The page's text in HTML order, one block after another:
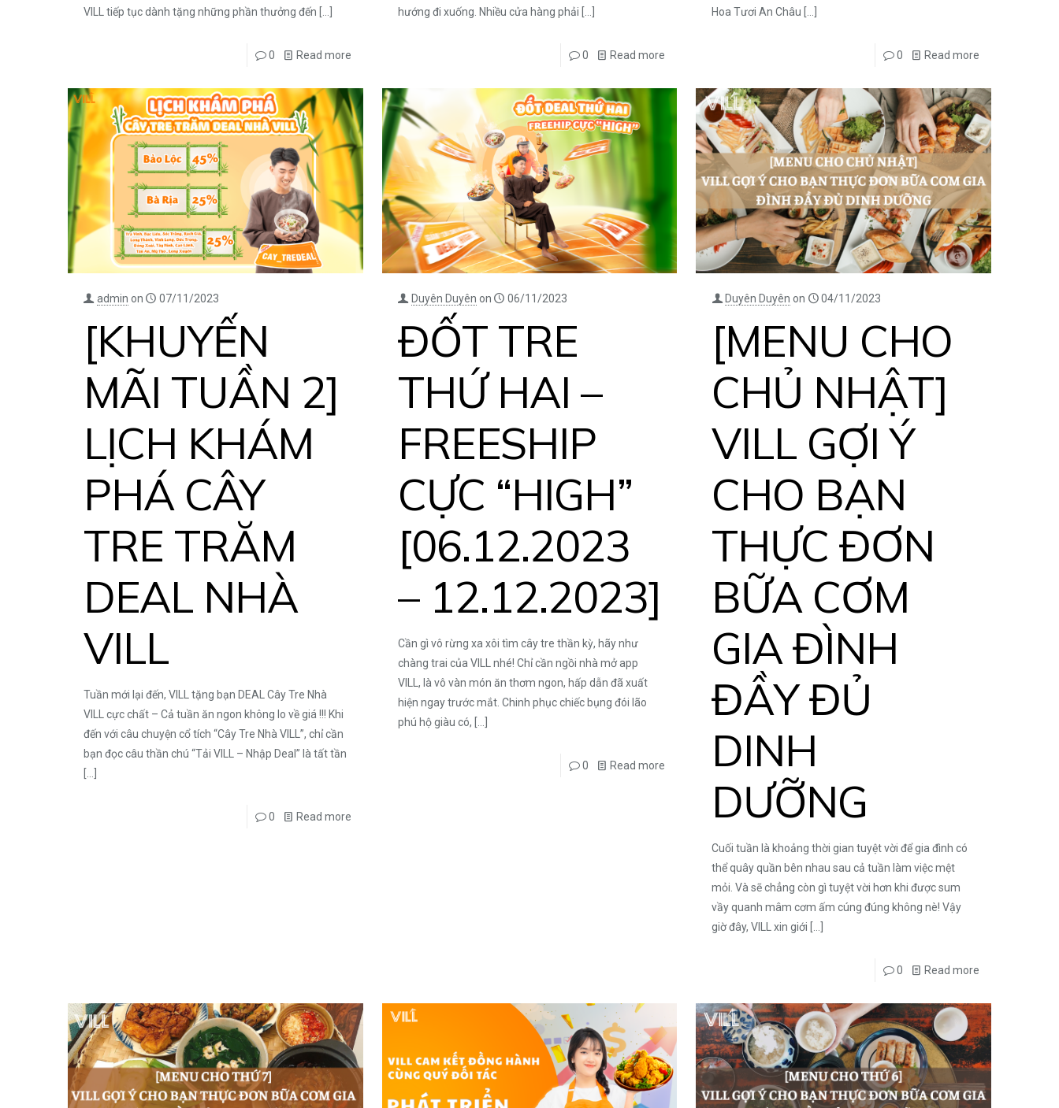
VILL tiếp tục dành tặng những phần thưởng đến […]
0 Read more
hướng đi xuống. Nhiều cửa hàng phải […]
0 Read more
Hoa Tươi An Châu […]
0 Read more
admin on 07/11/2023
[KHUYẾN
MÃI TUẦN 2]
LỊCH KHÁM
PHÁ CÂY
TRE TRĂM
DEAL NHÀ
VILL
Tuần mới lại đến, VILL tặng bạn DEAL Cây Tre Nhà
VILL cực chất – Cả tuần ăn ngon không lo về giá !!! Khi
đến với câu chuyện cổ tích “Cây Tre Nhà VILL”, chỉ cần
bạn đọc câu thần chú “Tải VILL – Nhập Deal” là tất tần
0 Read more
Duyên Duyên on 06/11/2023
ĐỐT TRE
THỨ HAI –
FREESHIP
CỰC “HIGH”
[06.12.2023
– 12.12.2023]
Cần gì vô rừng xa xôi tìm cây tre thần kỳ, hãy như
chàng trai của VILL nhé! Chỉ cần ngồi nhà mở app
VILL, là vô vàn món ăn thơm ngon, hấp dẫn đã xuất
hiện ngay trước mắt. Chinh phục chiếc bụng đói lão
phú hộ giàu có,
0 Read more
Duyên Duyên on 04/11/2023
[MENU CHO
CHỦ NHẬT]
VILL GỢI Ý
CHO BẠN
THỰC ĐƠN
BỮA CƠM
GIA ĐÌNH
ĐẦY ĐỦ
DINH
DƯỠNG
Cuối tuần là khoảng thời gian tuyệt vời để gia đình có
thể quây quần bên nhau sau cả tuần làm việc mệt
mỏi. Và sẽ chẳng còn gì tuyệt vời hơn khi được sum
vầy quanh mâm cơm ấm cúng đúng không nè! Vậy
giờ đây, VILL xin giới
0 Read more